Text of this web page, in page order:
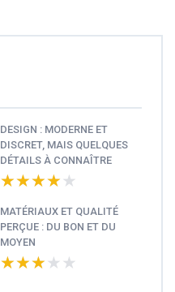
DESIGN : MODERNE ET
DISCRET, MAIS QUELQUES
DÉTAILS À CONNAÎTRE
★★★★★
★★★★★
MATÉRIAUX ET QUALITÉ
PERÇUE : DU BON ET DU
MOYEN
★★★★★
★★★★★